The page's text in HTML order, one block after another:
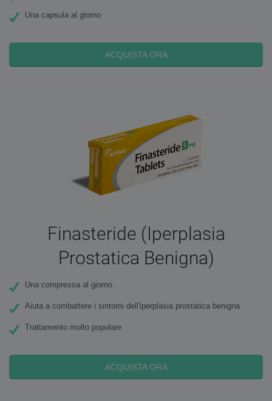
Una capsula al giorno
ACQUISTA ORA
Finasteride (Iperplasia
Prostatica Benigna)
Una compressa al giorno
Aiuta a combattere i sintomi dell'iperplasia prostatica benigna
Trattamento molto popolare
ACQUISTA ORA